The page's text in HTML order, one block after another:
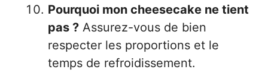
Pourquoi mon cheesecake ne tient
pas ? Assurez-vous de bien
respecter les proportions et le
temps de refroidissement.